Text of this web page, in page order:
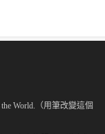
World.（用筆改變這個